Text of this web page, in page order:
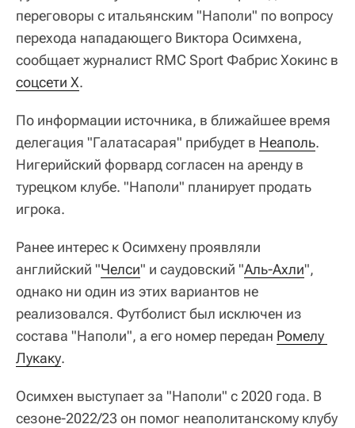
переговоры с итальянским "Наполи" по вопросу
перехода нападающего Виктора Осимхена,
сообщает журналист RMC Sport Фабрис Хокинс в
соцсети X.
По информации источника, в ближайшее время
делегация "Галатасарая" прибудет в Неаполь.
Нигерийский форвард согласен на аренду в
турецком клубе. "Наполи" планирует продать
игрока.
Ранее интерес к Осимхену проявляли
английский "Челси" и саудовский "Аль-Ахли",
однако ни один из этих вариантов не
реализовался. Футболист был исключен из
состава "Наполи", а его номер передан Ромелу
Лукаку.
Осимхен выступает за "Наполи" с 2020 года. В
сезоне-2022/23 он помог неаполитанскому клубу